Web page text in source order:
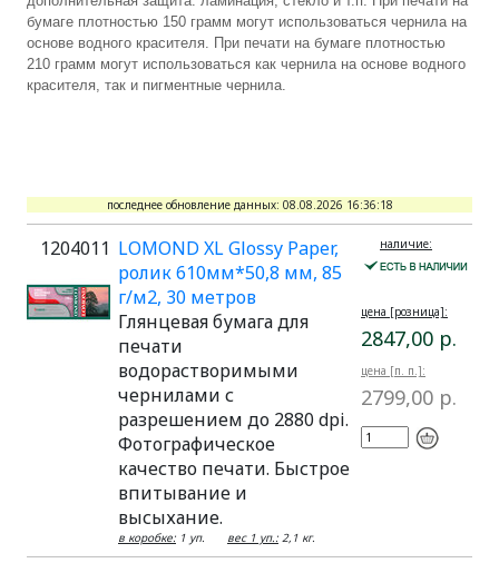
бумаге плотностью 150 грамм могут использоваться чернила на
основе водного красителя. При печати на бумаге плотностью
210 грамм могут использоваться как чернила на основе водного
красителя, так и пигментные чернила.
последнее обновление данных: 08.08.2026 16:36:18
1204011 LOMOND XL Glossy Paper,
ролик 610мм*50,8 мм, 85
г/м2, 30 метров
Глянцевая бумага для
печати
водорастворимыми
чернилами с
разрешением до 2880 dpi.
Фотографическое
качество печати. Быстрое
впитывание и
высыхание.
в коробке: 1 уп. вес 1 уп.: 2,1 кг.
наличие:
цена [розница]:
2847,00 р.
цена [п. п.]:
2799,00 р.